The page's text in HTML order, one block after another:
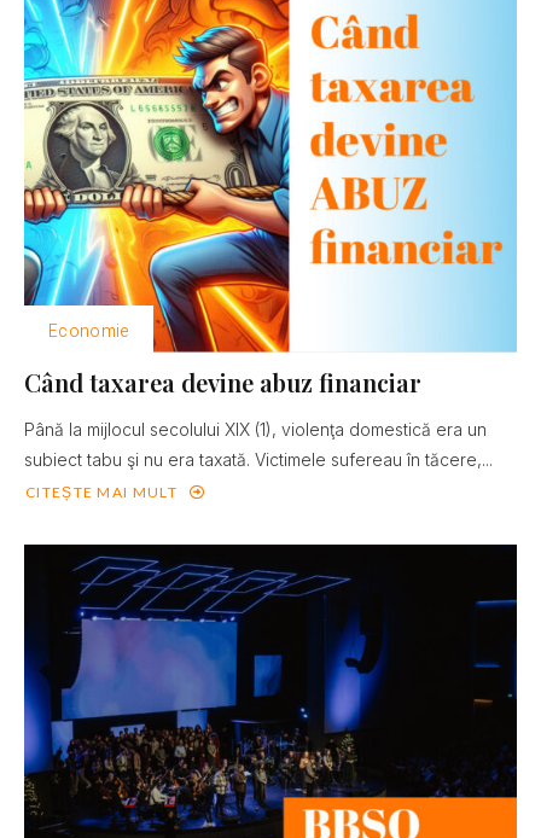
Economie
Când taxarea devine abuz financiar
Până la mijlocul secolului XIX (1), violenţa domestică era un
subiect tabu şi nu era taxată. Victimele sufereau în tăcere,...
CITEȘTE MAI MULT